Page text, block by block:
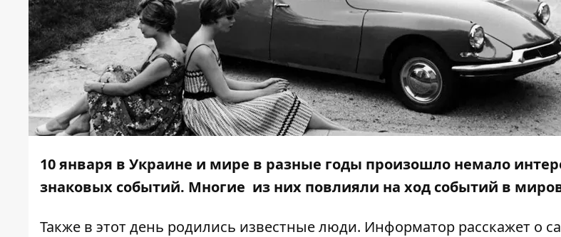
10 января в Украине и мире в разные годы произошло немало
знаковых событий. Многие из них повлияли на ход событий в
Также в этот день родились известные люди. Информатор расскажет о